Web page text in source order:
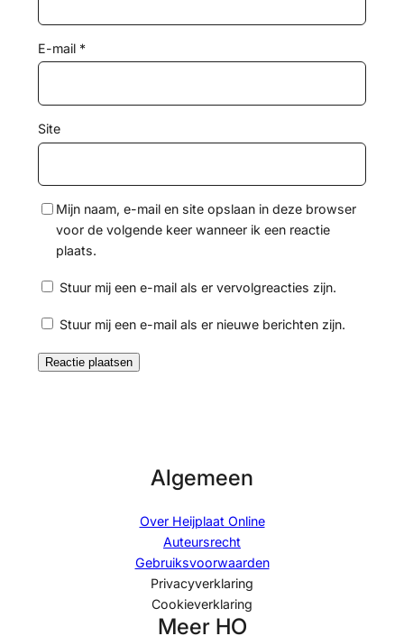
E-mail *
Site
Mijn naam, e-mail en site opslaan in deze browser
voor de volgende keer wanneer ik een reactie
plaats.
Stuur mij een e-mail als er vervolgreacties zijn.
Stuur mij een e-mail als er nieuwe berichten zijn.
Algemeen
Over Heijplaat Online
Auteursrecht
Gebruiksvoorwaarden
Privacyverklaring
Cookieverklaring
Meer HO